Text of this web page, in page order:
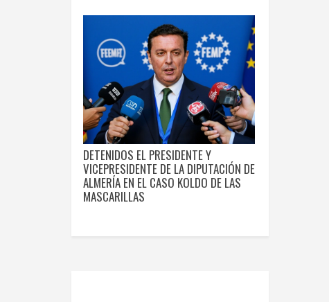
DETENIDOS EL PRESIDENTE Y
VICEPRESIDENTE DE LA DIPUTACIÓN DE
ALMERÍA EN EL CASO KOLDO DE LAS
MASCARILLAS